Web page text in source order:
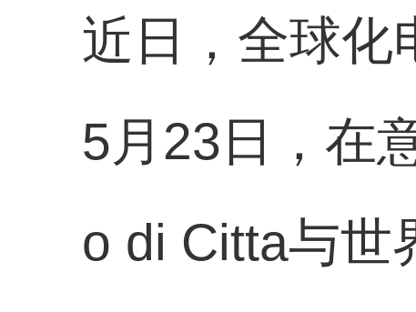
近日，全球化
5月23日，在
o di Citta与世